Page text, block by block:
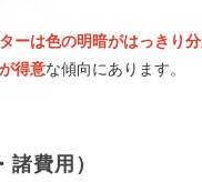
ーは色の明暗がはっきり
得意な傾向にあります。
費用）